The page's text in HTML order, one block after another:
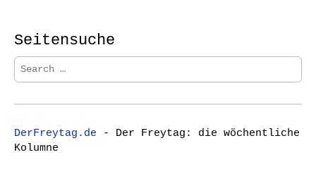
a
v
i
t
i
Seitensuche
S
e
r
h
f
DerFreytag.de - Der Freytag: die wöchentliche
Kolumne